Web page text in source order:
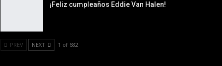
¡Feliz cumpleaños Eddie Van Halen!
PREV NEXT 1 of 682